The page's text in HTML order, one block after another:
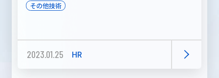
その他技術
2023.01.25 HR